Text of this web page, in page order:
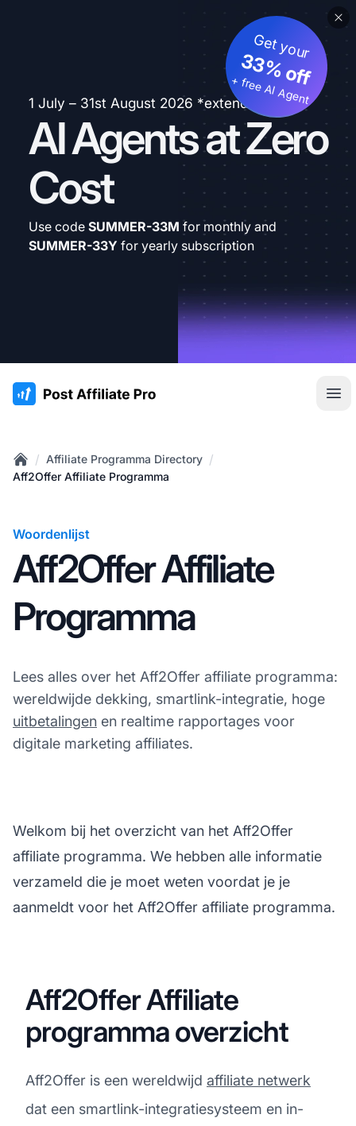
1 July – 31st August 2026 *extended
AI Agents at Zero
Cost
Get your
33% off
+ free AI Agent
Use code SUMMER-33M for monthly and
SUMMER-33Y for yearly subscription
:site.title
Home
/ Affiliate Programma Directory /
Aff2Offer Affiliate Programma
Woordenlijst
Aff2Offer Affiliate
Programma
Lees alles over het Aff2Offer affiliate programma:
wereldwijde dekking, smartlink-integratie, hoge
uitbetalingen en realtime rapportages voor
digitale marketing affiliates.
Welkom bij het overzicht van het Aff2Offer
affiliate programma. We hebben alle informatie
verzameld die je moet weten voordat je je
aanmeldt voor het Aff2Offer affiliate programma.
Aff2Offer Affiliate
programma overzicht
Aff2Offer is een wereldwijd affiliate netwerk
dat een smartlink-integratiesysteem en in-